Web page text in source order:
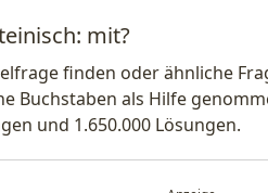
mit?
finden oder ähnliche
Buchstaben als Hilfe
und 1.650.000 Lösungen.